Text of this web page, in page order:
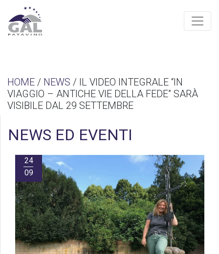
HOME / NEWS / IL VIDEO INTEGRALE “IN
VIAGGIO – ANTICHE VIE DELLA FEDE” SARÀ
VISIBILE DAL 29 SETTEMBRE
NEWS ED EVENTI
24
09